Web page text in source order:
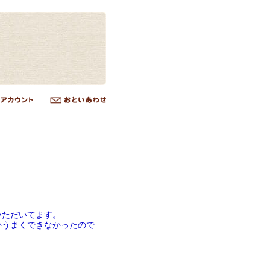
だいてます。
まくできなかったので